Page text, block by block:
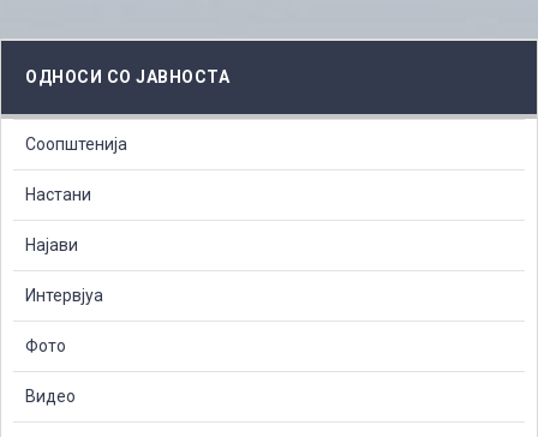
ОДНОСИ СО ЈАВНОСТА
Соопштенија
Настани
Најави
Интервјуа
Фото
Видео